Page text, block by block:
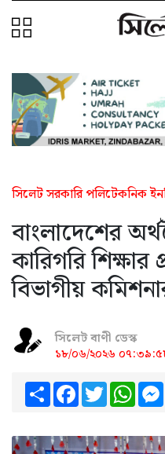
সিলেট সরকারি পলিটেকনিক
বাংলাদেশের
কারিগরি শিক্ষার
বিভাগীয়
সিলেট বাণী ডেস্ক
১৮/০৬/২০২৬
ShareFacebook
Twitter